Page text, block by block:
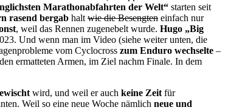
Marathonabfahrten der Welt“ starten seit
rasend bergab halt wie die Besengten einfach nur
, weil das Rennen zugenebelt wurde. Hugo „Big
Und wenn man im Video (siehe weiter unten, die
vom Cyclocross zum Enduro wechselte –
ermatteten Armen, im Ziel nachm Finale. In dem
wird, und weil er auch keine Zeit für
Weil so eine neue Woche nämlich neue und